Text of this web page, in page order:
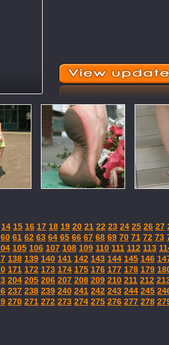
14 15 16 17 18 19 20 21 22 23 24 25 26 27
60 61 62 63 64 65 66 67 68 69 70 71 72 73
105 106 107 108 109 110 111 112 113
138 139 140 141 142 143 144 145 146
171 172 173 174 175 176 177 178 179
204 205 206 207 208 209 210 211 212
237 238 239 240 241 242 243 244 245
270 271 272 273 274 275 276 277 278